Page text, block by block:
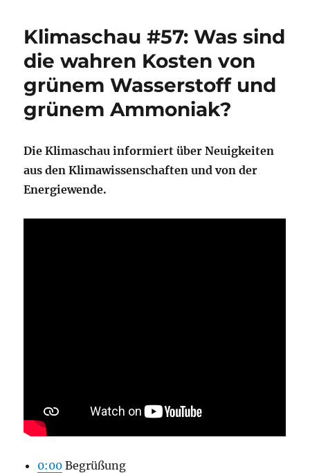
Klimaschau #57: Was sind
die wahren Kosten von
grünem Wasserstoff und
grünem Ammoniak?
Die Klimaschau informiert über Neuigkeiten
aus den Klimawissenschaften und von der
Energiewende.
0:00 Begrüßung